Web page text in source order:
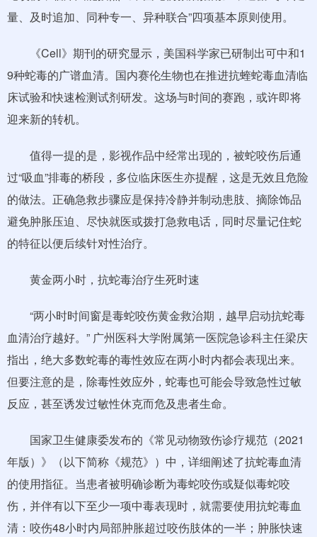
量、及时追加、同种专一、异种联合”四项基本原则使用。
《Cell》期刊的研究显示，美国科学家已研制出可中和1
9种蛇毒的广谱血清。国内赛伦生物也在推进抗蝰蛇毒血清临
床试验和快速检测试剂研发。这场与时间的赛跑，或许即将
迎来新的转机。
值得一提的是，影视作品中经常出现的，被蛇咬伤后通
过“吸血”排毒的桥段，多位临床医生亦提醒，这是无效且危险
的做法。正确急救步骤应是保持冷静并制动患肢、摘除饰品
避免肿胀压迫、尽快就医或拨打急救电话，同时尽量记住蛇
的特征以便后续针对性治疗。
黄金两小时，抗蛇毒治疗生死时速
“两小时时间窗是毒蛇咬伤黄金救治期，越早启动抗蛇毒
血清治疗越好。” 广州医科大学附属第一医院急诊科主任梁庆
指出，绝大多数蛇毒的毒性效应在两小时内都会表现出来。
但要注意的是，除毒性效应外，蛇毒也可能会导致急性过敏
反应，甚至诱发过敏性休克而危及患者生命。
国家卫生健康委发布的《常见动物致伤诊疗规范（2021
年版）》（以下简称《规范》）中，详细阐述了抗蛇毒血清
的使用指征。当患者被明确诊断为毒蛇咬伤或疑似毒蛇咬
伤，并伴有以下至少一项中毒表现时，就需要使用抗蛇毒血
清：咬伤48小时内局部肿胀超过咬伤肢体的一半；肿胀快速